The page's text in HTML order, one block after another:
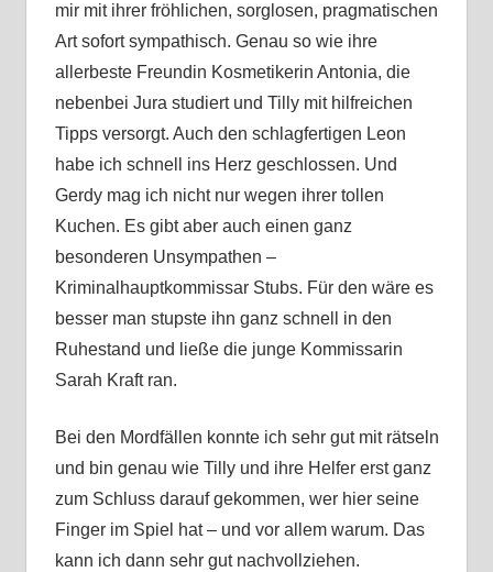
mir mit ihrer fröhlichen, sorglosen, pragmatischen
Art sofort sympathisch. Genau so wie ihre
allerbeste Freundin Kosmetikerin Antonia, die
nebenbei Jura studiert und Tilly mit hilfreichen
Tipps versorgt. Auch den schlagfertigen Leon
habe ich schnell ins Herz geschlossen. Und
Gerdy mag ich nicht nur wegen ihrer tollen
Kuchen. Es gibt aber auch einen ganz
besonderen Unsympathen –
Kriminalhauptkommissar Stubs. Für den wäre es
besser man stupste ihn ganz schnell in den
Ruhestand und ließe die junge Kommissarin
Sarah Kraft ran.
Bei den Mordfällen konnte ich sehr gut mit rätseln
und bin genau wie Tilly und ihre Helfer erst ganz
zum Schluss darauf gekommen, wer hier seine
Finger im Spiel hat – und vor allem warum. Das
kann ich dann sehr gut nachvollziehen.